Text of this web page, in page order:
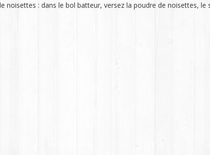
noisettes : dans le bol batteur, versez la poudre de noisettes,